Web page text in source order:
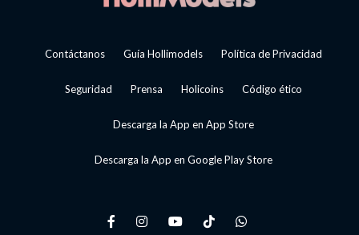
Contáctanos Guía Hollimodels Política de Privacidad
Seguridad Prensa Holicoins Código ético
Descarga la App en App Store
Descarga la App en Google Play Store